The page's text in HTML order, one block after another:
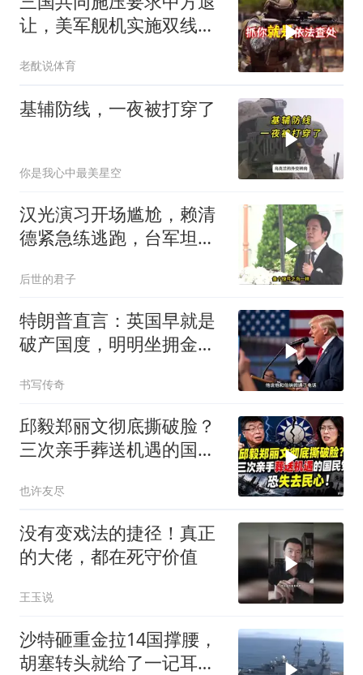
让，美军舰机实施双线抵
轰-6K已挂弹
老酖说体育
基辅防线，一夜被打穿了
你是我心中最美星空
汉光演习开场尴尬，赖清
德紧急练逃跑，台军坦克
后世的君子
特朗普直言：英国早就是
破产国度，明明坐拥金
书写传奇
邱毅郑丽文彻底撕破脸？
三次亲手葬送机遇的国民
也许友尽
没有变戏法的捷径！真正
的大佬，都在死守价值
王玉说
沙特砸重金拉14国撑腰，
胡塞转头就给了一记耳